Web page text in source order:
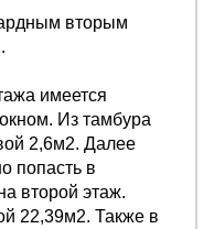
вторым
имеется
Из тамбура
2,6м2. Далее
попасть в
второй этаж.
22,39м2. Также в